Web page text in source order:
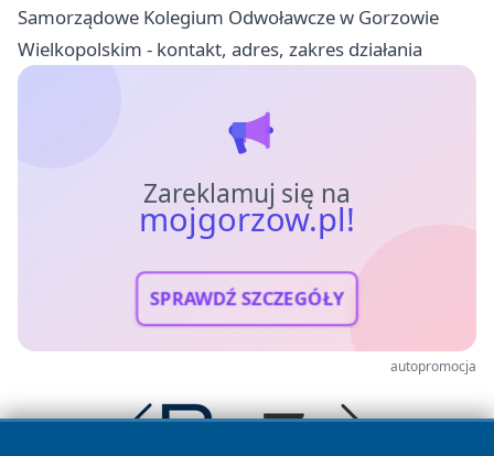
Samorządowe Kolegium Odwoławcze w Gorzowie
Wielkopolskim - kontakt, adres, zakres działania
Zareklamuj się na
mojgorzow.pl!
SPRAWDŹ SZCZEGÓŁY
autopromocja